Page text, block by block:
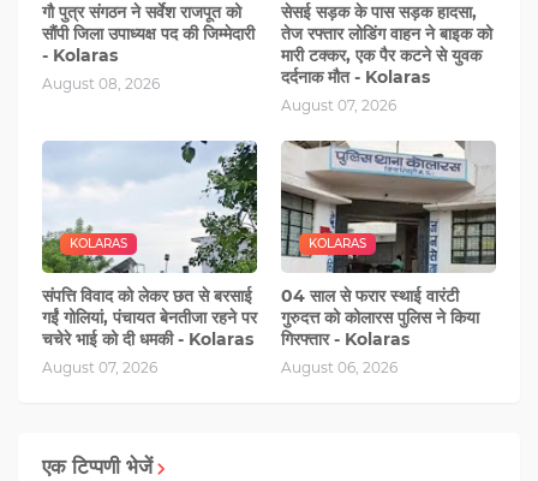
गौ पुत्र संगठन ने सर्वेश राजपूत को
सौंपी जिला उपाध्यक्ष पद की जिम्‍मेदारी
- Kolaras
August 08, 2026
सेसई सड़क के पास सड़क हादसा,
तेज रफ्तार लोडिंग वाहन ने बाइक को
मारी टक्‍कर, एक पैर कटने से युवक
दर्दनाक मौत - Kolaras
August 07, 2026
KOLARAS
संपत्ति विवाद को लेकर छत से बरसाई
गईं गोलियां, पंचायत बेनतीजा रहने पर
चचेरे भाई को दी धमकी - Kolaras
August 07, 2026
KOLARAS
04 साल से फरार स्थाई वारंटी
गुरुदत्त को कोलारस पुलिस ने किया
गिरफ्तार - Kolaras
August 06, 2026
एक टिप्पणी भेजें